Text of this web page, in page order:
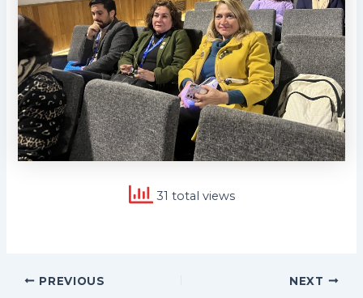
31 total views
Post PREVIOUS NEXT